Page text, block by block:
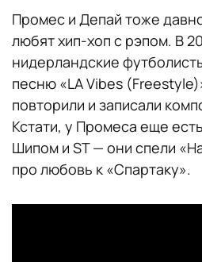
Промес и Депай тоже
любят хип-хоп с рэпом. В
нидерландские
песню «LA Vibes
повторили и записали
Кстати, у Промеса еще
Шипом и ST — они спели
про любовь к «Спартаку».